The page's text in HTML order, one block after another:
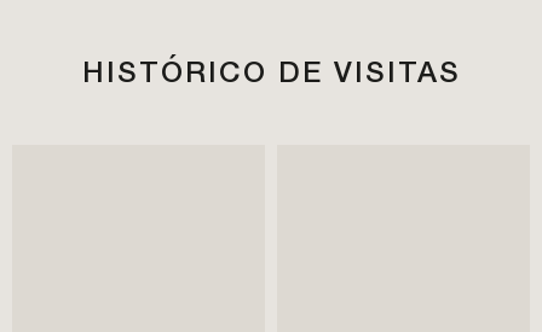
HISTÓRICO DE VISITAS